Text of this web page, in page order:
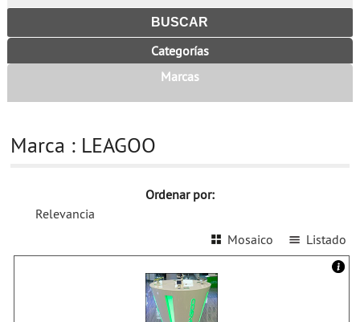
Categorías
Marcas
Marca : LEAGOO
Ordenar por:
Relevancia
Listado
Mosaico